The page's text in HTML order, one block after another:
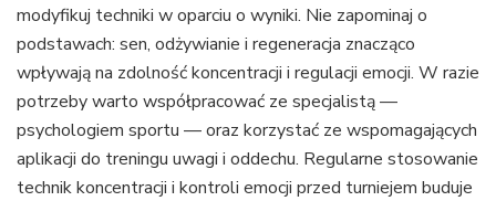
modyfikuj techniki w oparciu o wyniki. Nie zapominaj o
podstawach: sen, odżywianie i regeneracja znacząco
wpływają na zdolność koncentracji i regulacji emocji. W razie
potrzeby warto współpracować ze specjalistą —
psychologiem sportu — oraz korzystać ze wspomagających
aplikacji do treningu uwagi i oddechu. Regularne stosowanie
technik koncentracji i kontroli emocji przed turniejem buduje